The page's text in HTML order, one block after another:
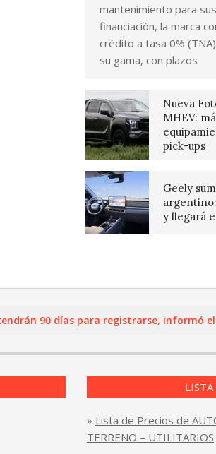
mantenimiento para
financiación, la marca
crédito a tasa 0%
su gama, con plazos
Nueva
MHEV:
pick-ups
Geely
y llegará
90 días para registrarse, informó el
LISTA
» Lista de Precios de
TERRENO – UTILITARIOS